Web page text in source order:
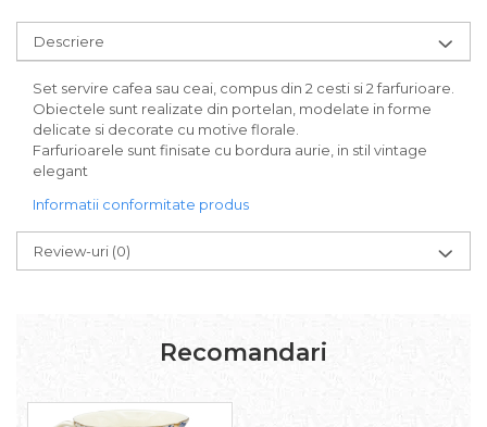
Descriere
Set servire cafea sau ceai, compus din 2 cesti si 2 farfurioare.
Obiectele sunt realizate din portelan, modelate in forme
delicate si decorate cu motive florale.
Farfurioarele sunt finisate cu bordura aurie, in stil vintage
elegant
Informatii conformitate produs
Review-uri (0)
Recomandari